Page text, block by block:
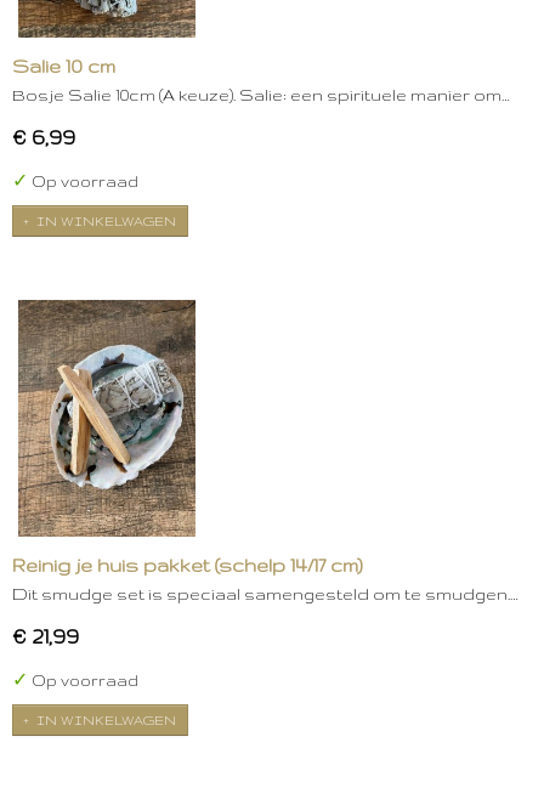
Salie 10 cm
Bosje Salie 10cm (A keuze). Salie: een spirituele manier om…
€ 6,99
✓ Op voorraad
IN WINKELWAGEN
Reinig je huis pakket (schelp 14/17 cm)
Dit smudge set is speciaal samengesteld om te smudgen.…
€ 21,99
✓ Op voorraad
IN WINKELWAGEN